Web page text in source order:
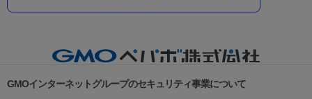
GMOインターネットグループのセキュリティ事業について